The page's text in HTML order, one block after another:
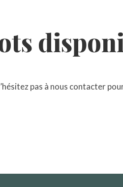
pas à nous contacter